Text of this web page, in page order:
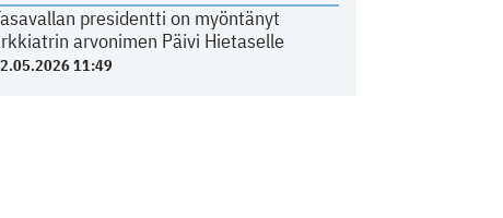
presidentti on myöntänyt
arvonimen Päivi Hietaselle
11:49